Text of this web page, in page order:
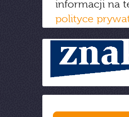
informacji na
polityce